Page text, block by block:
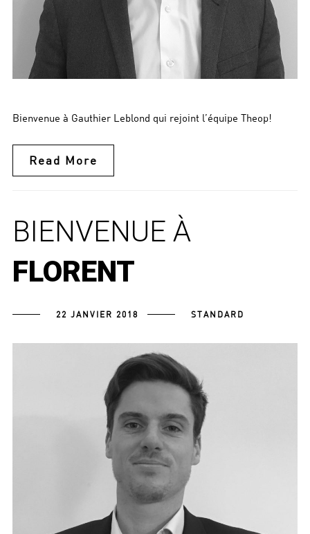
Bienvenue à Gauthier Leblond qui rejoint l’équipe Theop!
Read More
BIENVENUE À
FLORENT
22 JANVIER 2018 STANDARD